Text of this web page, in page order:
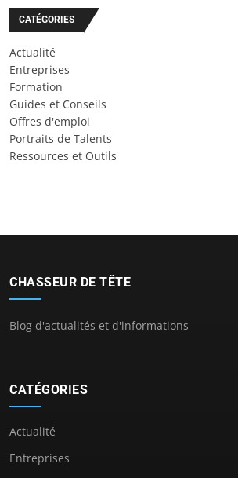
CATÉGORIES
Actualité
Entreprises
Formation
Guides et Conseils
Offres d'emploi
Portraits de Talents
Ressources et Outils
CHASSEUR DE TÊTE
Blog d'actualités et d'informations
CATÉGORIES
Actualité
Entreprises